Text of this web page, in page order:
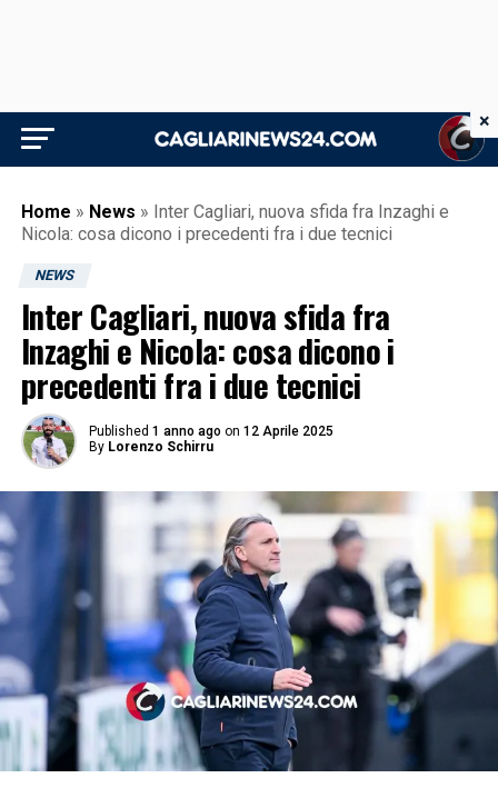
Home » News » Inter Cagliari, nuova sfida fra Inzaghi e
Nicola: cosa dicono i precedenti fra i due tecnici
NEWS
Inter Cagliari, nuova sfida fra
Inzaghi e Nicola: cosa dicono i
precedenti fra i due tecnici
Published 1 anno ago on 12 Aprile 2025
By Lorenzo Schirru
×